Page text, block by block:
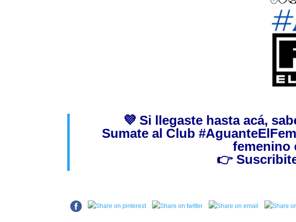
💜 Si llegaste hasta acá,
Sumate al Club
femenino
👉